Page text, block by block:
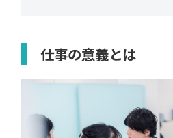
仕事の意義とは